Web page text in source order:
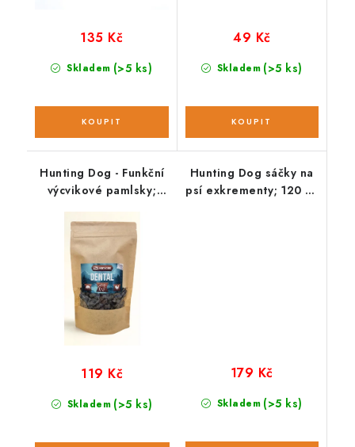
Skladem (>5 ks)
135 Kč
Skladem (>5 ks)
49 Kč
Hunting Dog - Funkční
výcvikové pamlsky;
Skladem (>5 ks)
119 Kč
Hunting Dog sáčky na
psí exkrementy; 120 ks
Skladem (>5 ks)
179 Kč